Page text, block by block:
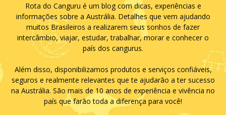
Rota do Canguru é um blog com dicas, experiências e
informações sobre a Austrália. Detalhes que vem ajudando
muitos Brasileiros a realizarem seus sonhos de fazer
intercâmbio, viajar, estudar, trabalhar, morar e conhecer o
país dos cangurus.
Além disso, disponibilizamos produtos e serviços confiáveis,
seguros e realmente relevantes que te ajudarão a ter sucesso
na Austrália. São mais de 10 anos de experiência e vivência no
país que farão toda a diferença para você!